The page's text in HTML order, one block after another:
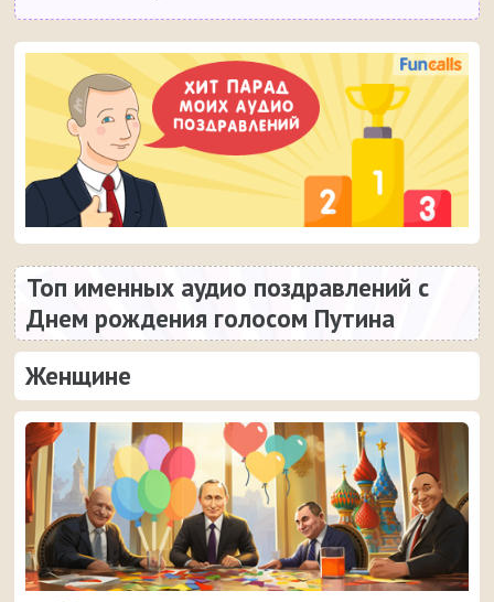
Топ именных аудио поздравлений с
Днем рождения голосом Путина
Женщине